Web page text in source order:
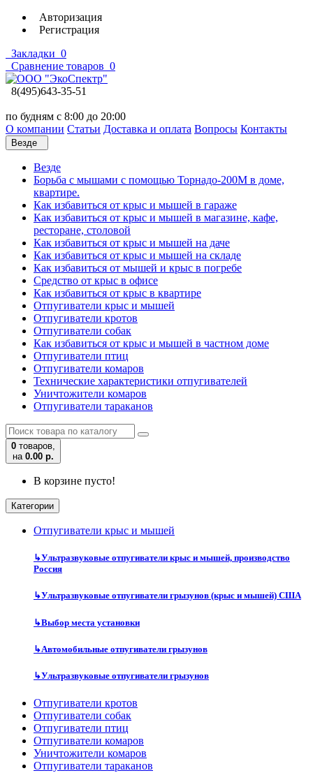
Авторизация
Регистрация
Закладки 0
Сравнение товаров 0
8(495)643-35-51
по будням с 8:00 до 20:00
О компании Статьи Доставка и оплата Вопросы Контакты
Везде
Везде
Борьба с мышами с помощью Торнадо-200М в доме,
квартире.
Как избавиться от крыс и мышей в гараже
Как избавиться от крыс и мышей в магазине, кафе,
ресторане, столовой
Как избавиться от крыс и мышей на даче
Как избавиться от крыс и мышей на складе
Как избавиться от мышей и крыс в погребе
Средство от крыс в офисе
Как избавиться от крыс в квартире
Отпугиватели крыс и мышей
Отпугиватели кротов
Отпугиватели собак
Как избавиться от крыс и мышей в частном доме
Отпугиватели птиц
Отпугиватели комаров
Технические характеристики отпугивателей
Уничтожители комаров
Отпугиватели тараканов
0 товаров,
на
0.00 р.
В корзине пусто!
Категории
Отпугиватели крыс и мышей
↳Ультразвуковые отпугиватели крыс и мышей, производство
Россия
↳Ультразвуковые отпугиватели грызунов (крыс и мышей) США
↳Выбор места установки
↳Автомобильные отпугиватели грызунов
↳Ультразвуковые отпугиватели грызунов
Отпугиватели кротов
Отпугиватели собак
Отпугиватели птиц
Отпугиватели комаров
Уничтожители комаров
Отпугиватели тараканов